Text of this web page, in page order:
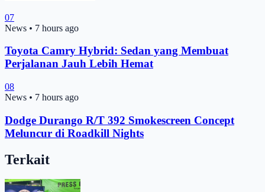
07
News • 7 hours ago
Toyota Camry Hybrid: Sedan yang Membuat
Perjalanan Jauh Lebih Hemat
08
News • 7 hours ago
Dodge Durango R/T 392 Smokescreen Concept
Meluncur di Roadkill Nights
Terkait